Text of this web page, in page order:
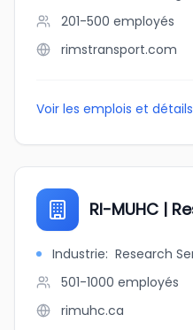
201-500 employés
rimstransport.com
Voir les emplois et détails
RI-MUHC |
Industrie: Research
501-1000 employés
rimuhc.ca